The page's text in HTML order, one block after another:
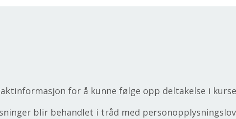
for å kunne følge opp deltakelse i
blir behandlet i tråd med